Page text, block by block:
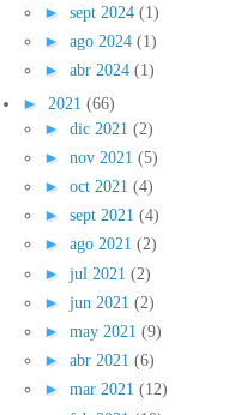
► sept 2024 (1)
► ago 2024 (1)
► abr 2024 (1)
► 2021 (66)
► dic 2021 (2)
► nov 2021 (5)
► oct 2021 (4)
► sept 2021 (4)
► ago 2021 (2)
► jul 2021 (2)
► jun 2021 (2)
► may 2021 (9)
► abr 2021 (6)
► mar 2021 (12)